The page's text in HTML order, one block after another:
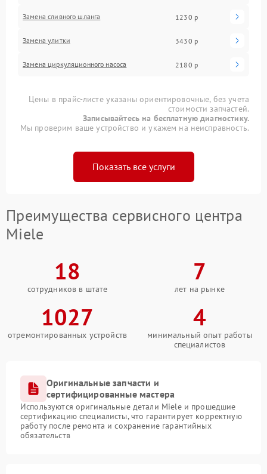
Замена сливного шланга 1230 р
Замена улитки 3430 р
Замена циркуляционного насоса 2180 р
Цены в прайс-листе указаны ориентировочные, без учета
стоимости запчастей.
Записывайтесь на бесплатную диагностику.
Мы проверим ваше устройство и укажем на неисправность.
Показать все услуги
Преимущества сервисного центра
Miele
18
сотрудников в штате
7
лет на рынке
1027
отремонтированных устройств
4
минимальный опыт работы
специалистов
Оригинальные запчасти и
сертифицированные мастера
Используются оригинальные детали Miele и прошедшие
сертификацию специалисты, что гарантирует корректную
работу после ремонта и сохранение гарантийных
обязательств